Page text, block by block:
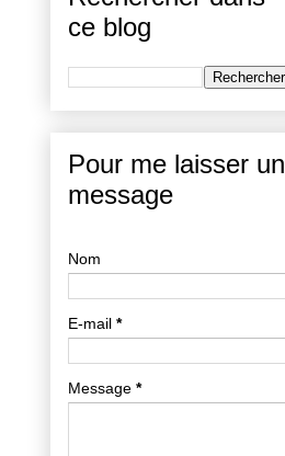
ce blog
Pour me laisser un
message
Nom
E-mail *
Message *